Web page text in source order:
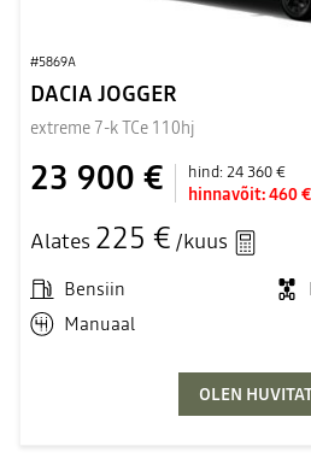
#5869A
DACIA JOGGER
extreme 7-k TCe 110hj
23 900 € hind:24 360 €
hinnavõit:460 €
Alates 225 € /kuus
Bensiin
Manuaal
OLEN